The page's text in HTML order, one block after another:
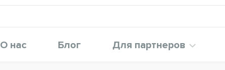
О нас Блог Для партнеров